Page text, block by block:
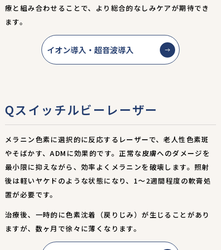
療と組み合わせることで、より総合的なしみケアが期待でき
ます。
イオン導入・超音波導入
Qスイッチルビーレーザー
メラニン色素に選択的に反応するレーザーで、老人性色素斑
やそばかす、ADMに効果的です。正常な皮膚へのダメージを
最小限に抑えながら、効率よくメラニンを破壊します。照射
後は軽いヤケドのような状態になり、1～2週間程度の軟膏処
置が必要です。
治療後、一時的に色素沈着（戻りじみ）が生じることがあり
ますが、数ヶ月で徐々に薄くなります。